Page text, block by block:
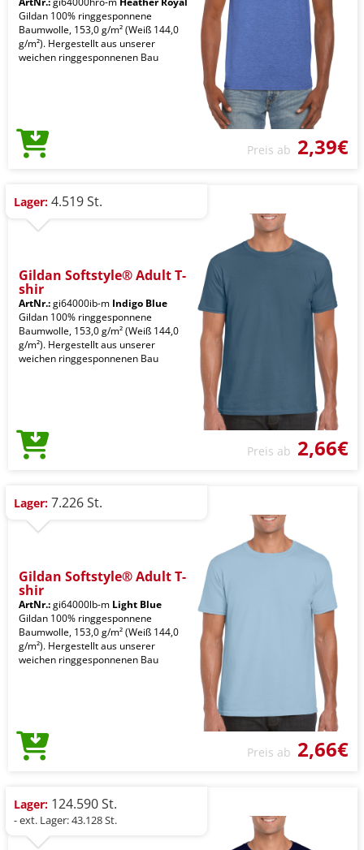
Gildan 100% ringgesponnene
Baumwolle, 153,0 g/m² (Weiß 144,0
g/m²). Hergestellt aus unserer
weichen ringgesponnenen Bau
Preis ab 2,39€
Lager: 4.519 St.
Gildan Softstyle® Adult T-
shir
ArtNr.:gi64000ib-m Indigo Blue
Gildan 100% ringgesponnene
Baumwolle, 153,0 g/m² (Weiß 144,0
g/m²). Hergestellt aus unserer
weichen ringgesponnenen Bau
Preis ab 2,66€
Lager: 7.226 St.
Gildan Softstyle® Adult T-
shir
ArtNr.:gi64000lb-m Light Blue
Gildan 100% ringgesponnene
Baumwolle, 153,0 g/m² (Weiß 144,0
g/m²). Hergestellt aus unserer
weichen ringgesponnenen Bau
Preis ab 2,66€
Lager: 124.590 St.
- ext. Lager: 43.128 St.